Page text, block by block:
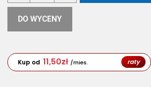
DO WYCENY
Kup od 11,50zł /mies. raty